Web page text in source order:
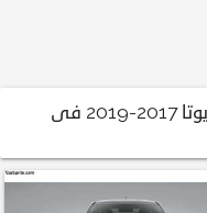
اسعار و مواصفات سيارات تويوتا 2017-2019 فى